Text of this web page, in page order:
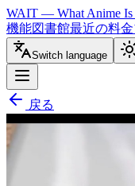
WAIT — What Anime Is
機能図書館最近の料金
Switch language
戻る